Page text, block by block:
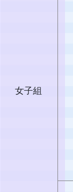
女子組